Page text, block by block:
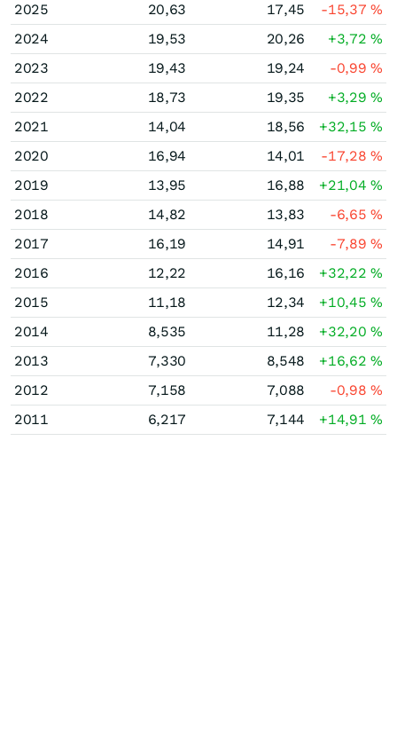
2025
20,63 17,45 -15,37%
2024
19,53 20,26 +3,72%
2023
19,43 19,24 -0,99%
2022
18,73 19,35 +3,29%
2021
14,04 18,56 +32,15%
2020
16,94 14,01 -17,28%
2019
13,95 16,88 +21,04%
2018
14,82 13,83 -6,65%
2017
16,19 14,91 -7,89%
2016
12,22 16,16 +32,22%
2015
11,18 12,34 +10,45%
2014
8,535 11,28 +32,20%
2013
7,330 8,548 +16,62%
2012
7,158 7,088 -0,98%
2011
6,217 7,144 +14,91%